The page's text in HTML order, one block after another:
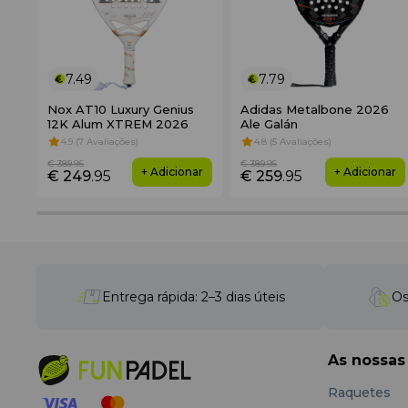
7.49
Nox AT10 Luxury Genius
12K Alum XTREM 2026
4.9 (7 Avaliações)
€ 249.95
€ 389.95
+ Adicionar
7.79
Adidas Metalbone 2026
Ale Galán
4.8 (5 Avaliações)
€ 259.95
€ 389.95
+ Adicionar
Entrega rápida: 2–3 dias úteis
As
Raquetes